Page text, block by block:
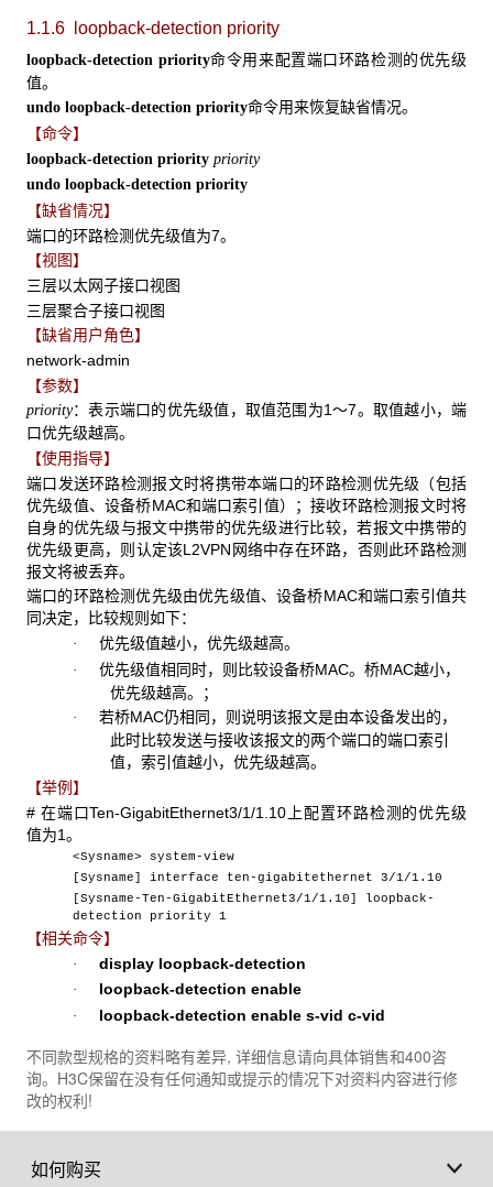
1.1.6 loopback-detection priority
loopback-detection priority命令用来配置端口环路检测的优先级
值。
undo loopback-detection priority命令用来恢复缺省情况。
【命令】
loopback-detection priority priority
undo loopback-detection priority
【缺省情况】
端口的环路检测优先级值为7。
【视图】
三层以太网子接口视图
三层聚合子接口视图
【缺省用户角色】
network-admin
【参数】
priority：表示端口的优先级值，取值范围为1～7。取值越小，端
口优先级越高。
【使用指导】
端口发送环路检测报文时将携带本端口的环路检测优先级（包括
优先级值、设备桥MAC和端口索引值）；接收环路检测报文时将
自身的优先级与报文中携带的优先级进行比较，若报文中携带的
优先级更高，则认定该L2VPN网络中存在环路，否则此环路检测
报文将被丢弃。
端口的环路检测优先级由优先级值、设备桥MAC和端口索引值共
同决定，比较规则如下：
· 优先级值越小，优先级越高。
· 优先级值相同时，则比较设备桥MAC。桥MAC越小，
优先级越高。；
· 若桥MAC仍相同，则说明该报文是由本设备发出的，
此时比较发送与接收该报文的两个端口的端口索引
值，索引值越小，优先级越高。
【举例】
# 在端口Ten-GigabitEthernet3/1/1.10上配置环路检测的优先级
值为1。
<Sysname> system-view
[Sysname] interface ten-gigabitethernet 3/1/1.10
[Sysname-Ten-GigabitEthernet3/1/1.10] loopback-
detection priority 1
【相关命令】
· display loopback-detection
· loopback-detection enable
· loopback-detection enable s-vid c-vid
不同款型规格的资料略有差异, 详细信息请向具体销售和400咨
询。H3C保留在没有任何通知或提示的情况下对资料内容进行修
改的权利!
如何购买